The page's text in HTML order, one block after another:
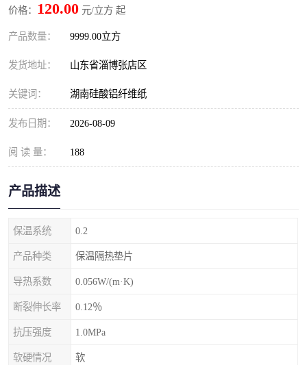
价格： 120.00 元/立方 起
产品数量： 9999.00立方
发货地址： 山东省淄博张店区
关键词： 湖南硅酸铝纤维纸
发布日期： 2026-08-09
阅 读 量： 188
产品描述
保温系统 0.2
产品种类 保温隔热垫片
导热系数 0.056W/(m·K)
断裂伸长率 0.12％
抗压强度 1.0MPa
软硬情况 软